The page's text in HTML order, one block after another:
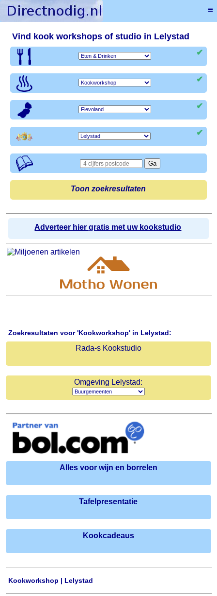
Vind kook workshops of studio in Lelystad
✔
✔
✔
✔
Toon zoekresultaten
Adverteer hier gratis met uw kookstudio
Zoekresultaten voor 'Kookworkshop' in Lelystad:
Rada-s Kookstudio
Omgeving Lelystad:
Alles voor wijn en borrelen
Tafelpresentatie
Kookcadeaus
Kookworkshop | Lelystad
≡